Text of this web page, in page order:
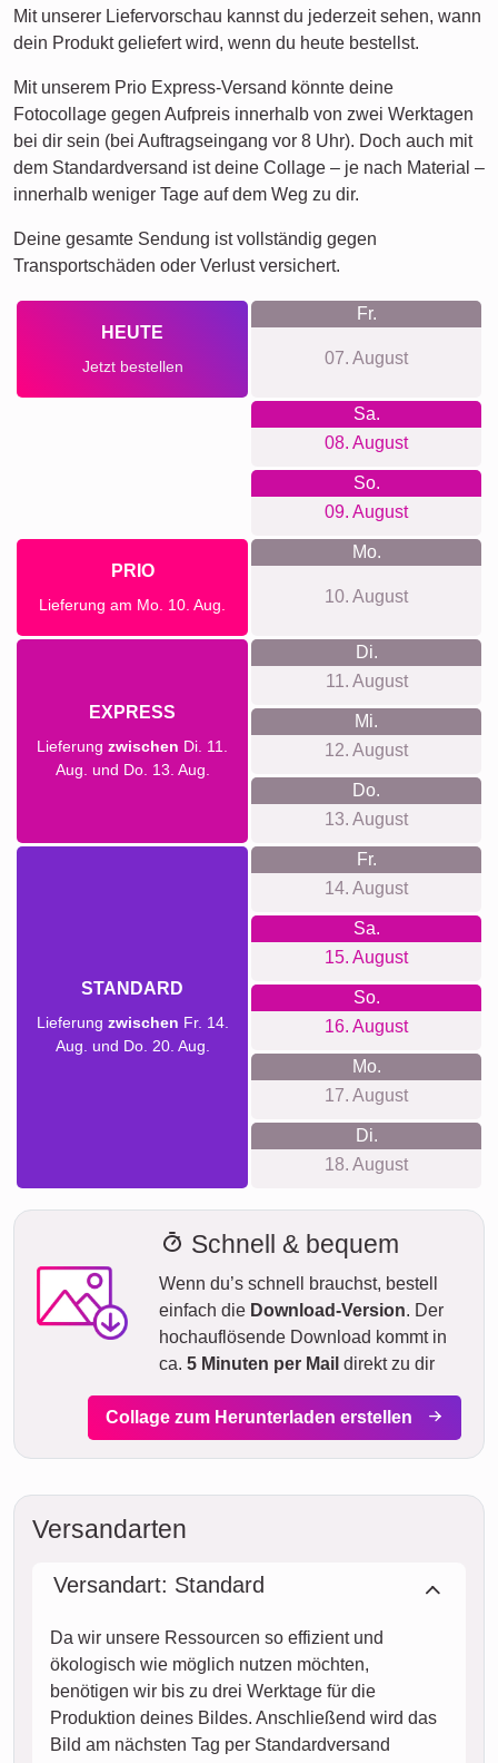
Mit unserer Liefervorschau kannst du jederzeit sehen, wann
dein Produkt geliefert wird, wenn du heute bestellst.
Mit unserem Prio Express-Versand könnte deine
Fotocollage gegen Aufpreis innerhalb von zwei Werktagen
bei dir sein (bei Auftragseingang vor 8 Uhr). Doch auch mit
dem Standardversand ist deine Collage – je nach Material –
innerhalb weniger Tage auf dem Weg zu dir.
Deine gesamte Sendung ist vollständig gegen
Transportschäden oder Verlust versichert.
HEUTE
Jetzt bestellen
Fr.
07. August
Sa.
08. August
So.
09. August
PRIO
Lieferung am Mo. 10. Aug.
Mo.
10. August
EXPRESS
Lieferung zwischen Di. 11.
Aug. und Do. 13. Aug.
Di.
11. August
Mi.
12. August
Do.
13. August
STANDARD
Lieferung zwischen Fr. 14.
Aug. und Do. 20. Aug.
Fr.
14. August
Sa.
15. August
So.
16. August
Mo.
17. August
Di.
18. August
Schnell & bequem
Wenn du’s schnell brauchst, bestell
einfach die Download-Version. Der
hochauflösende Download kommt in
ca. 5 Minuten per Mail direkt zu dir
Collage zum Herunterladen erstellen
Versandarten
Versandart: Standard
Da wir unsere Ressourcen so effizient und
ökologisch wie möglich nutzen möchten,
benötigen wir bis zu drei Werktage für die
Produktion deines Bildes. Anschließend wird das
Bild am nächsten Tag per Standardversand